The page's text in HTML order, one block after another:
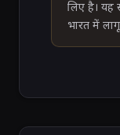
लिए है। यह
भारत में